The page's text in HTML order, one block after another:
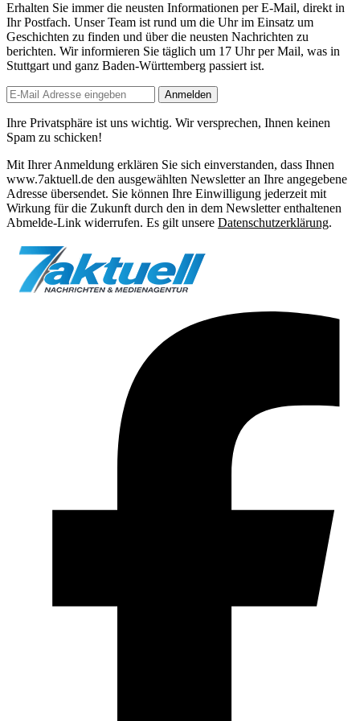
Erhalten Sie immer die neusten Informationen per E-Mail, direkt in
Ihr Postfach. Unser Team ist rund um die Uhrim Einsatz um
Geschichten zu finden und über die neusten Nachrichten zu
berichten. Wir informieren Sie täglich um 17 Uhrper Mail, was in
Stuttgart und ganz Baden-Württemberg passiert ist.
Anmelden
Ihre Privatsphäre ist uns wichtig. Wir versprechen, Ihnen keinen
Spam zu schicken!
Mit Ihrer Anmeldung erklären Sie sich einverstanden, dass Ihnen
www.7aktuell.de den ausgewählten Newsletter an Ihre angegebene
Adresse übersendet. Sie können Ihre Einwilligung jederzeit mit
Wirkung für die Zukunft durch den in dem Newsletter enthaltenen
Abmelde-Link widerrufen. Es gilt unsere Datenschutzerklärung.